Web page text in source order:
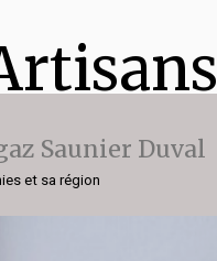
Saunier Duval
et sa région